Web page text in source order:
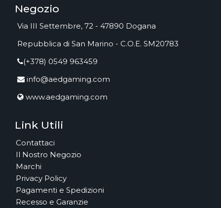
Negozio
Via III Settembre, 72 - 47890 Dogana
Repubblica di San Marino - C.O.E. SM20783
(+378) 0549 963459
info@aedgaming.com
www.aedgaming.com
Link Utili
Contattaci
Il Nostro Negozio
Marchi
Privacy Policy
Pagamenti e Spedizioni
Recesso e Garanzie